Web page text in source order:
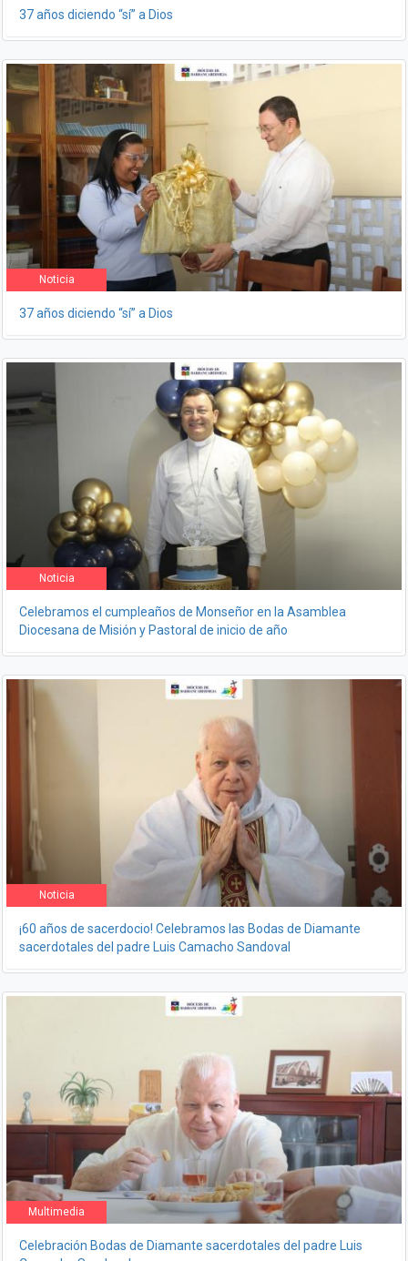
37 años diciendo “sí” a Dios
Noticia
37 años diciendo “sí” a Dios
Noticia
Celebramos el cumpleaños de Monseñor en la Asamblea
Diocesana de Misión y Pastoral de inicio de año
Noticia
¡60 años de sacerdocio! Celebramos las Bodas de Diamante
sacerdotales del padre Luis Camacho Sandoval
Multimedia
Celebración Bodas de Diamante sacerdotales del padre Luis